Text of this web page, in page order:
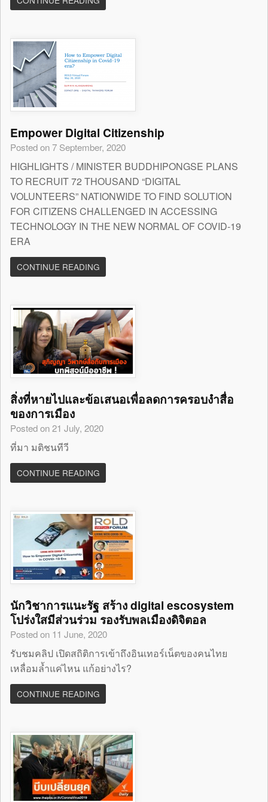
Empower Digital Citizenship
Posted on 7 September, 2020
HIGHLIGHTS / MINISTER BUDDHIPONGSE PLANS
TO RECRUIT 72 THOUSAND “DIGITAL
VOLUNTEERS” NATIONWIDE TO FIND SOLUTION
FOR CITIZENS CHALLENGED IN ACCESSING
TECHNOLOGY IN THE NEW NORMAL OF COVID-19
ERA
CONTINUE READING
สิ่งที่หายไปและข้อเสนอเพื่อลดการครอบงำสื่อ
ของการเมือง
Posted on 21 July, 2020
ที่มา มติชนทีวี
CONTINUE READING
นักวิชาการแนะรัฐ สร้าง digital escosystem
โปร่งใสมีส่วนร่วม รองรับพลเมืองดิจิตอล
Posted on 11 June, 2020
รับชมคลิป เปิดสถิติการเข้าถึงอินเทอร์เน็ตของคนไทย
เหลื่อมล้ำแค่ไหน แก้อย่างไร?
CONTINUE READING